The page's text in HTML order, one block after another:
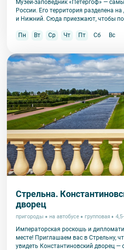
Музей-заповедник «Петергоф» —
России. Его территория разделена
и Нижний. Сюда приезжают, чтобы
Пн
Вт Ср Чт Пт Сб Вс
Стрельна.
дворец
пригороды на автобусе групповая
Императорская роскошь и
месте! Приглашаем вас в Стрельну,
увидеть Константиновский дворец